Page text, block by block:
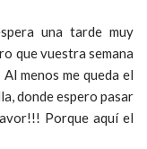
una tarde muy
que vuestra semana
menos me queda el
donde espero pasar
Porque aquí el